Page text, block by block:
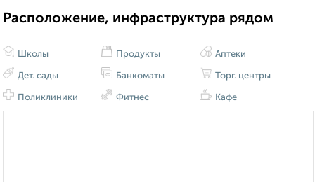
Расположение, инфраструктура рядом
Школы
Дет. сады
Поликлиники
Продукты
Банкоматы
Фитнес
Аптеки
Торг. центры
Кафе